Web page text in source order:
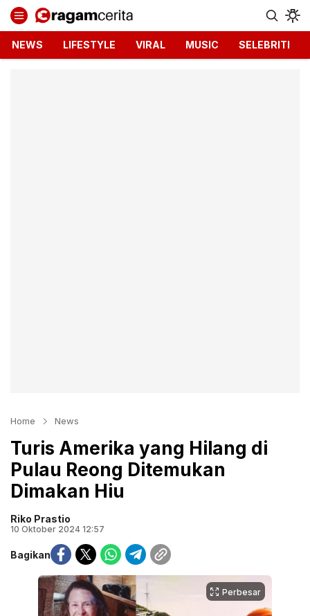
Ragamcerita.com
Informasi Terbaru dan Terkini
NEWS LIFESTYLE VIRAL MUSIC SELEBRITI
Home News
Turis Amerika yang Hilang di
Pulau Reong Ditemukan
Dimakan Hiu
Riko Prastio
10 Oktober 2024 12:57
Bagikan
Perbesar